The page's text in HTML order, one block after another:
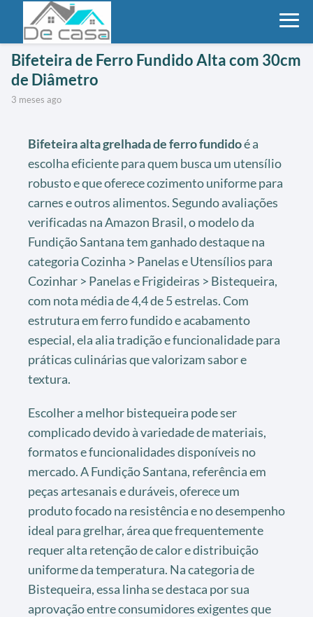
Bifeteira de Ferro Fundido Alta com 30cm
de Diâmetro
3 meses ago
Bifeteira alta grelhada de ferro fundidoé a
escolha eficiente para quem busca um utensílio
robusto e que oferece cozimento uniforme para
carnes e outros alimentos. Segundo avaliações
verificadas na Amazon Brasil, o modelo da
Fundição Santana tem ganhado destaque na
categoria Cozinha > Panelas e Utensílios para
Cozinhar > Panelas e Frigideiras > Bistequeira,
com nota média de 4,4 de 5 estrelas. Com
estrutura em ferro fundido e acabamento
especial, ela alia tradição e funcionalidade para
práticas culinárias que valorizam sabor e
textura.
Escolher a melhor bistequeira pode ser
complicado devido à variedade de materiais,
formatos e funcionalidades disponíveis no
mercado. A Fundição Santana, referência em
peças artesanais e duráveis, oferece um
produto focado na resistência e no desempenho
ideal para grelhar, área que frequentemente
requer alta retenção de calor e distribuição
uniforme da temperatura. Na categoria de
Bistequeira, essa linha se destaca por sua
aprovação entre consumidores exigentes que